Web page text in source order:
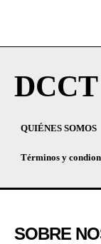
DCCT
QUIÉNES SOMOS
Términos y
SOBRE